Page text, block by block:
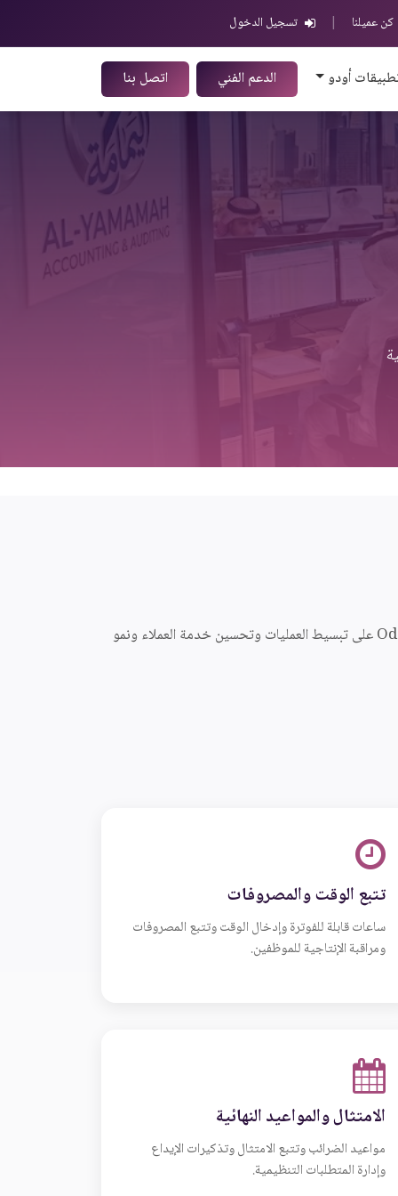
كن عميلنا | تسجيل الدخول
أودو الدعم الفني اتصل بنا
تحتاج مكاتب المحاسبة إلى أنظمة فعالة لإدارة التزامات العملاء وتتبع الوقت والفوترة وإدارة الوثائق والامتثال. تساعدك حلول Odoo ERP على تبسيط العمليات وتحسين خدمة العملاء ونمو
تتبع الوقت والمصروفات
ساعات قابلة للفوترة وإدخال الوقت وتتبع المصروفات
ومراقبة الإنتاجية للموظفين.
الامتثال والمواعيد النهائية
مواعيد الضرائب وتتبع الامتثال وتذكيرات الإيداع
وإدارة المتطلبات التنظيمية.